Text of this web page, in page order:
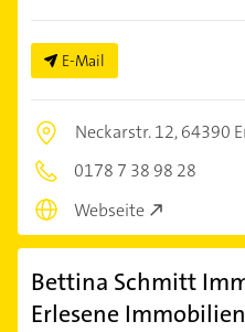
E-Mail
Neckarstr. 12,64390
0178 7 38 98 28
Webseite
Bettina Schmitt
Erlesene Immobilien